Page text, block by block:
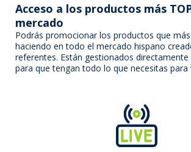
Acceso a los productos más
mercado
Podrás promocionar los productos que
haciendo en todo el mercado hispano
referentes. Están gestionados
para que tengan todo lo que necesitas para